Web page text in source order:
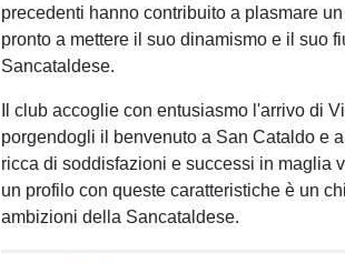
precedenti hanno contribuito a plasmare
pronto a mettere il suo dinamismo e il suo
Sancataldese.
Il club accoglie con entusiasmo l'arrivo di
porgendogli il benvenuto a San Cataldo e
ricca di soddisfazioni e successi in maglia
un profilo con queste caratteristiche è un
ambizioni della Sancataldese.